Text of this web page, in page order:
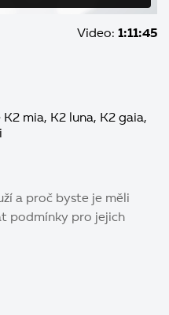
Video: 1:11:45
K2 mia K2 luna
K2 gaia
a proč byste je měli
podmínky pro jejich